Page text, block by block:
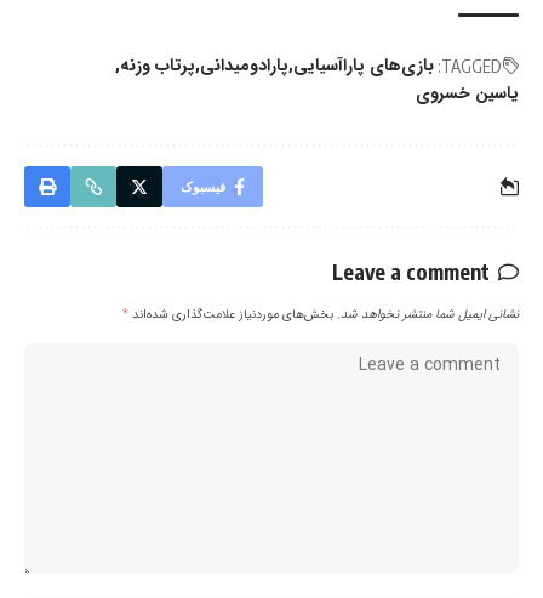
TAGGED: بازی‌های پاراآسیایی پارادومیدانی پرتاب وزنه
یاسین خسروی
فیسبوک
Leave a comment
نشانی ایمیل شما منتشر نخواهد شد. بخش‌های موردنیاز علامت‌گذاری شده‌اند*